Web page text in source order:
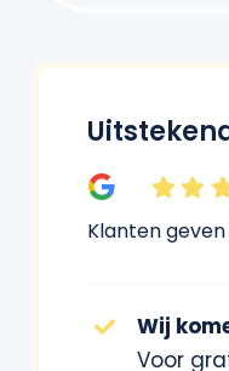
Klanten
Wij
Voor